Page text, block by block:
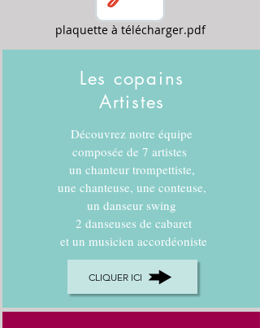
plaquette à télécharger.pdf
Les copains
Artistes
Découvrez notre équipe
composée de 7 artistes
un chanteur trompettiste,
une chanteuse, une conteuse,
un danseur swing
2 danseuses de cabaret
et un musicien accordéoniste
CLIQUER ICI